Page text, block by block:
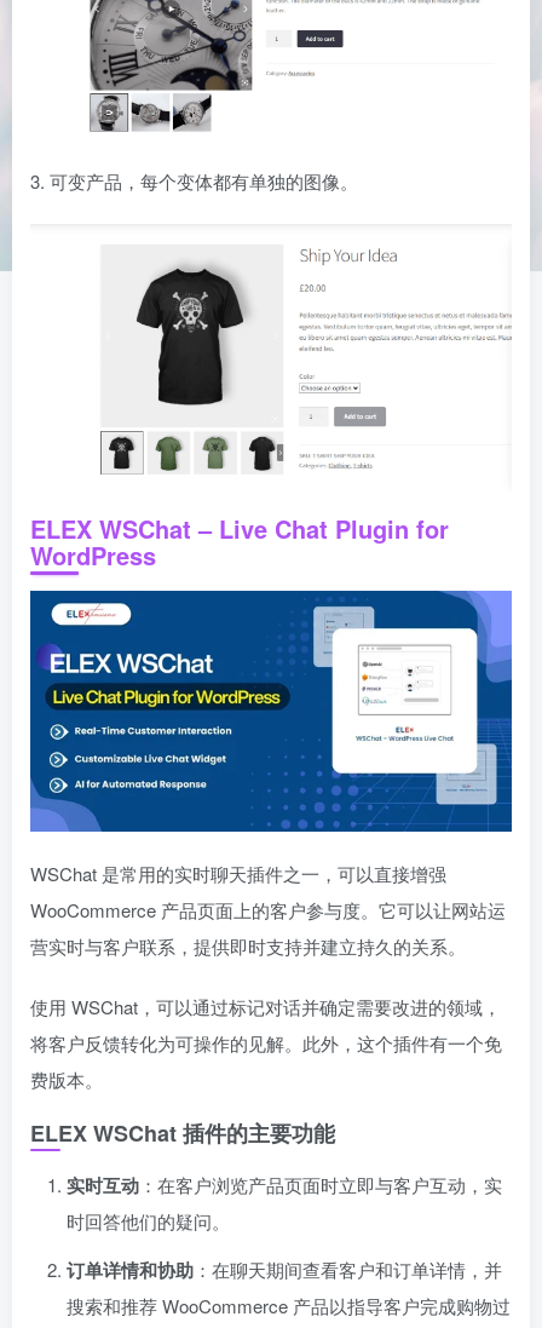
3. 可变产品，每个变体都有单独的图像。
ELEX WSChat – Live Chat Plugin for
WordPress
WSChat 是常用的实时聊天插件之一，可以直接增强
WooCommerce 产品页面上的客户参与度。它可以让网站运
营实时与客户联系，提供即时支持并建立持久的关系。
使用 WSChat，可以通过标记对话并确定需要改进的领域，
将客户反馈转化为可操作的见解。此外，这个插件有一个免
费版本。
ELEX WSChat 插件的主要功能
实时互动 ：在客户浏览产品页面时立即与客户互动，实
时回答他们的疑问。
订单详情和协助 ：在聊天期间查看客户和订单详情，并
搜索和推荐 WooCommerce 产品以指导客户完成购物过